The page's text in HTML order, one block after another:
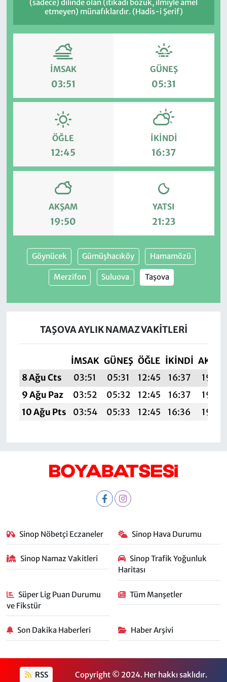
(sadece) dilinde olan (itikadı bozuk, ilmiyle amel
etmeyen) münafıklardır. (Hadis-i Şerif)
İMSAK
03:51
GÜNEŞ
05:31
ÖĞLE
12:45
İKINDI
16:37
AKŞAM
19:50
YATSI
21:23
Göynücek Gümüşhacıköy Hamamözü
Merzifon Suluova Taşova
TAŞOVA AYLIK NAMAZ VAKITLERI
İMSAK GÜNEŞ ÖĞLE İKINDI
8 Ağu Cts
03:51 05:31 12:45 16:37
19:50
9 Ağu Paz
03:52 05:32 12:45 16:37
19:49
10 Ağu Pts
03:54 05:33 12:45 16:36 19:48
Sinop Nöbetçi Eczaneler Sinop Hava Durumu
Sinop Namaz Vakitleri
Sinop Trafik Yoğunluk
Haritası
Süper Lig Puan Durumu
ve Fikstür
Tüm Manşetler
Son Dakika Haberleri Haber Arşivi
RSS Copyright © 2024. Her hakkı saklıdır.